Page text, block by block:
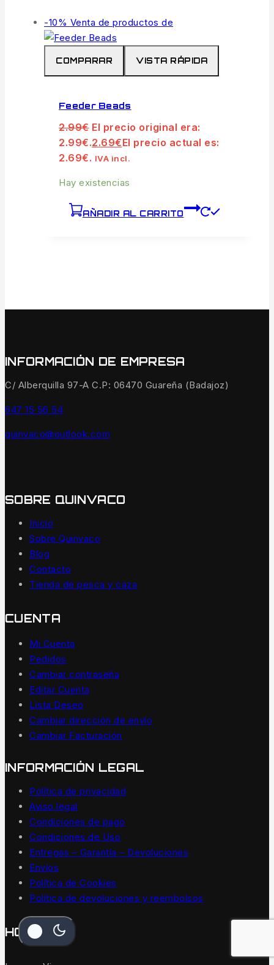
-10% Venta de productos de
COMPARAR VISTA RÁPIDA
Feeder Beads
2.99€ El precio original era:
2.99€.2.69€El precio actual es:
2.69€. IVA incl.
Hay existencias
AÑADIR AL CARRITO
INFORMACIÓN DE EMPRESA
C/ Alberquilla 97-A C.P: 06470 Guareña (Badajoz)
647 15 56 54
quinvaco@outlook.com
SOBRE QUINVACO
Inicio
Sobre Quinvaco
Blog
Contacto
Tienda de pesca y caza
CUENTA
Mi Cuenta
Pedidos
Cambiar contraseña
Editar Cuenta
Lista Deseo
Cambiar dirección de envío
Cambiar Facturación
INFORMACIÓN LEGAL
Política de privacidad
Aviso legal
Condiciones de pago
Condiciones de Uso
Entregas – Garantía – Devoluciones
Envíos
Política de Cookies
Política de devoluciones y reembolsos
HORARIOS